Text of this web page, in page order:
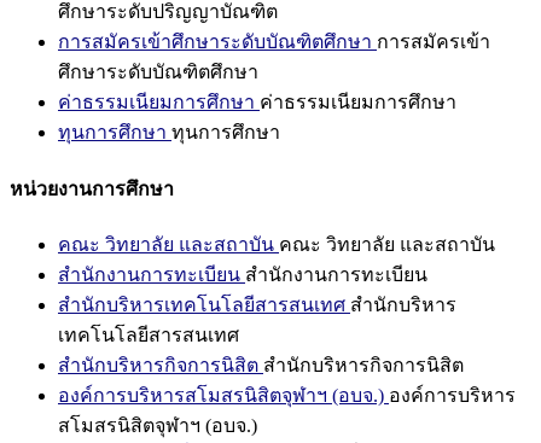
ศึกษาระดับปริญญาบัณฑิต
การสมัครเข้าศึกษาระดับบัณฑิตศึกษา การสมัครเข้า
ศึกษาระดับบัณฑิตศึกษา
ค่าธรรมเนียมการศึกษา ค่าธรรมเนียมการศึกษา
ทุนการศึกษา ทุนการศึกษา
หน่วยงานการศึกษา
คณะ วิทยาลัย และสถาบัน คณะ วิทยาลัย และสถาบัน
สำนักงานการทะเบียน สำนักงานการทะเบียน
สำนักบริหารเทคโนโลยีสารสนเทศ สำนักบริหาร
เทคโนโลยีสารสนเทศ
สำนักบริหารกิจการนิสิต สำนักบริหารกิจการนิสิต
องค์การบริหารสโมสรนิสิตจุฬาฯ (อบจ.) องค์การบริหาร
สโมสรนิสิตจุฬาฯ (อบจ.)